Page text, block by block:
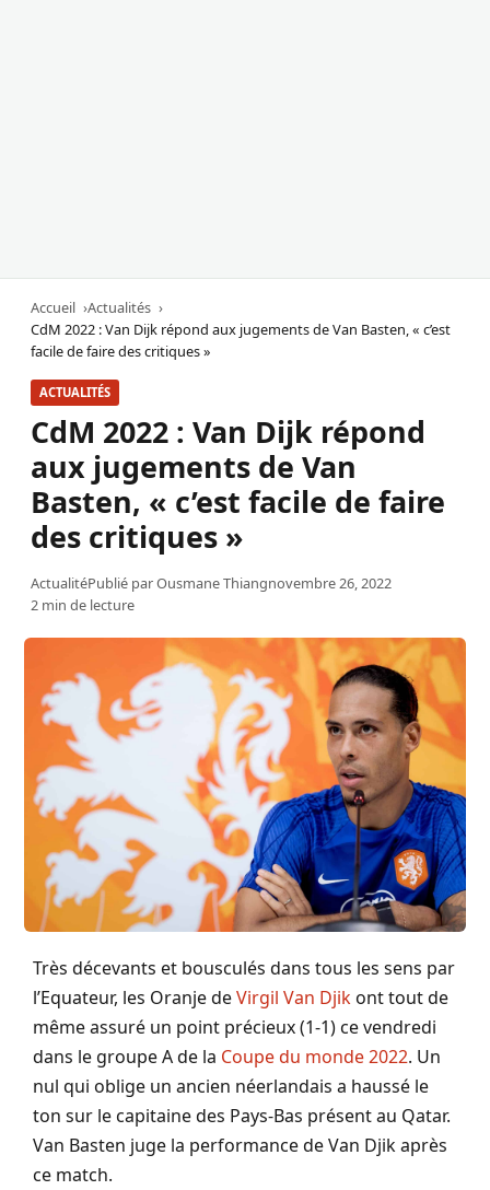
Accueil
Actualités
CdM 2022 : Van Dijk répond aux jugements de Van Basten, « c’est
facile de faire des critiques »
ACTUALITÉS
CdM 2022 : Van Dijk répond
aux jugements de Van
Basten, « c’est facile de faire
des critiques »
ActualitéPublié parOusmane Thiangnovembre 26, 2022
2 min de lecture
Très décevants et bousculés dans tous les sens par
l’Equateur, les Oranje deVirgil Van Djikont tout de
même assuré un point précieux (1-1) ce vendredi
dans le groupe A de la Coupe du monde 2022. Un
nul qui oblige un ancien néerlandais a haussé le
ton sur le capitaine des Pays-Bas présent au Qatar.
Van Basten juge la performance de Van Djik après
ce match.